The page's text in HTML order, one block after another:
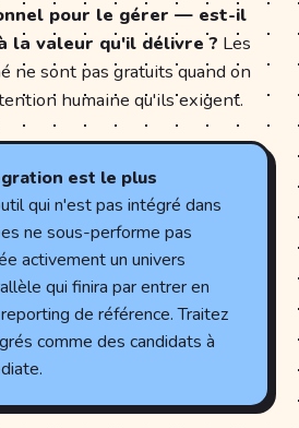
pour le gérer — est-il
la valeur qu'il délivre ? Les
ne sont pas gratuits quand on
humaine qu'ils exigent.
est le plus
qui n'est pas intégré dans
ne sous-performe pas
activement un univers
qui finira par entrer en
de référence. Traitez
comme des candidats à